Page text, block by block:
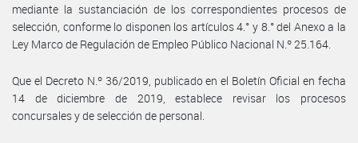
mediante la sustanciación de los correspondientes procesos de
selección, conforme lo disponen los artículos 4.° y 8.° del Anexo a la
Ley Marco de Regulación de Empleo Público Nacional N.º 25.164.
Que el Decreto N.º 36/2019, publicado en el Boletín Oficial en fecha
14 de diciembre de 2019, establece revisar los procesos
concursales y de selección de personal.